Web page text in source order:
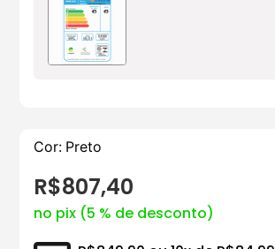
Cor: Preto
R$807,40
no pix (5 % de desconto)